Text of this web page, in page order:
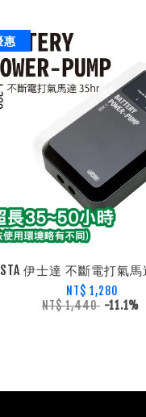
惠
伊士達 不斷電打氣馬
NT$ 1,280
NT$ 1,440 -11.1%